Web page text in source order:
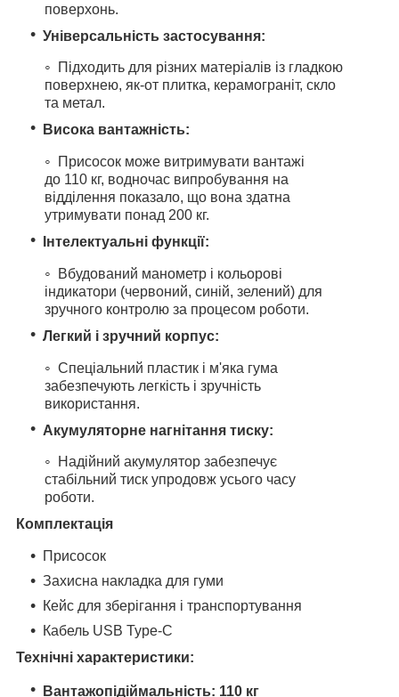
поверхонь.
Універсальність застосування:
Підходить для різних матеріалів із гладкою
поверхнею, як-от плитка, керамограніт, скло
та метал.
Висока вантажність:
Присосок може витримувати вантажі
до 110 кг, водночас випробування на
відділення показало, що вона здатна
утримувати понад 200 кг.
Інтелектуальні функції:
Вбудований манометр і кольорові
індикатори (червоний, синій, зелений) для
зручного контролю за процесом роботи.
Легкий і зручний корпус:
Спеціальний пластик і м'яка гума
забезпечують легкість і зручність
використання.
Акумуляторне нагнітання тиску:
Надійний акумулятор забезпечує
стабільний тиск упродовж усього часу
роботи.
Комплектація
Присосок
Захисна накладка для гуми
Кейс для зберігання і транспортування
Кабель USB Type-C
Технічні характеристики:
Вантажопідіймальність: 110 кг